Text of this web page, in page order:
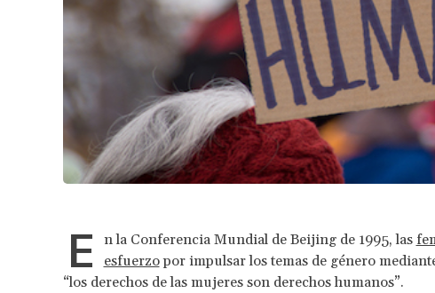
E n la Conferencia Mundial de Beijing de 1995, las
esfuerzopor impulsar los temas de género
“los derechos de las mujeres son derechos humanos”.